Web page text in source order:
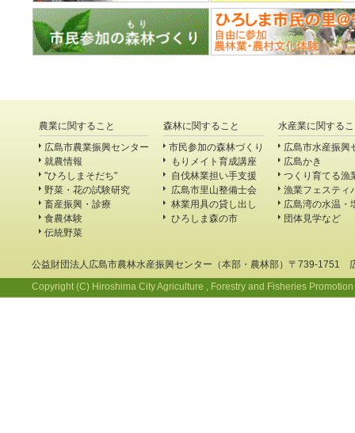
農業に関すること
広島市農業振興センター
就農情報
"ひろしまそだち"
野菜・花の試験研究
畜産振興・診療
食農体験
伝統野菜
森林に関すること
市民参加の森林づくり
もりメイト育成講座
自伐林業担い手支援
広島市里山整備士会
林業用具の貸し出し
ひろしま森の市
水産業に関する
広島市水産振興
広島かき
つくり育てる漁
漁業フェスティ
広島湾の水温・
団体見学など
公益財団法人広島市農林水産振興センター（本部・農林部）〒739-1751
Copyright (C) Hiroshima City Agriculture , Forestry and Fisheries